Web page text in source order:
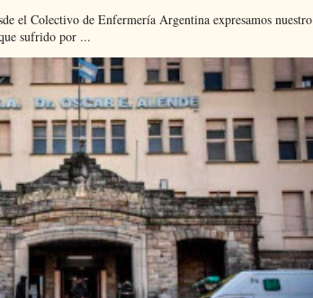
el Colectivo de Enfermería Argentina expresamos nuestro
sufrido por ...